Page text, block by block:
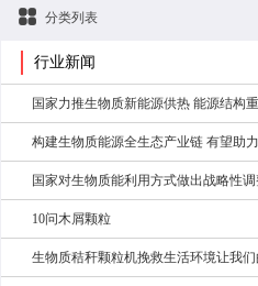
分类列表
行业新闻
国家力推生物质新能源供热 能源结构
构建生物质能源全生态产业链 有望助
国家对生物质能利用方式做出战略性
10问木屑颗粒
生物质秸秆颗粒机挽救生活环境让我